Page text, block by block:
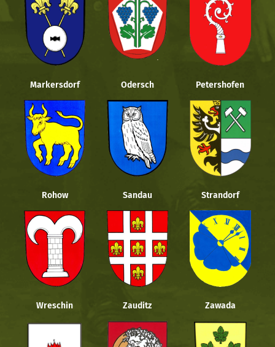
Markersdorf Odersch Petershofen
Rohow Sandau Strandorf
Wreschin Zauditz Zawada